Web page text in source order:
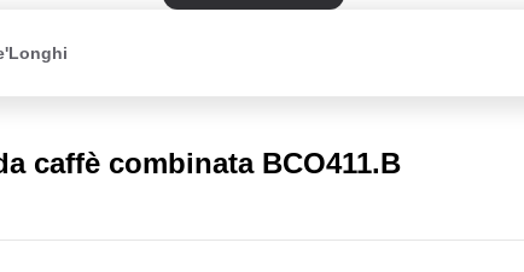
caffè combinata BCO411.B